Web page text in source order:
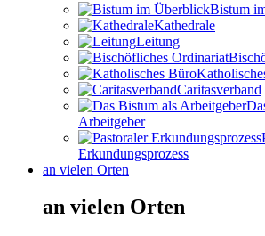
Bistum
Kathedrale
Leitung
Caritasverband
Arbeitgeber
Erkundungsprozess
an vielen Orten
an vielen Orten